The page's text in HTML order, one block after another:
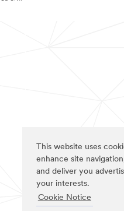
This website uses
enhance site
and deliver you
your interests.
Cookie Notice